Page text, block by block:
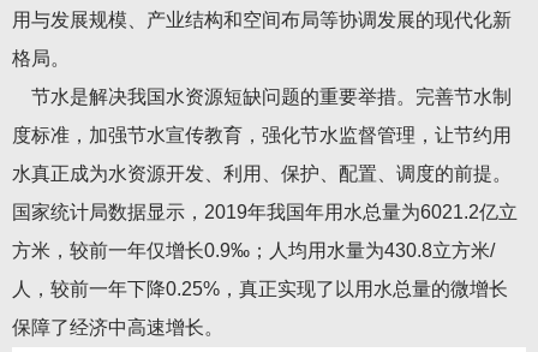
用与发展规模、产业结构和空间布局等协调发展的现代化新
格局。
节水是解决我国水资源短缺问题的重要举措。完善节水制
度标准，加强节水宣传教育，强化节水监督管理，让节约用
水真正成为水资源开发、利用、保护、配置、调度的前提。
国家统计局数据显示，2019年我国年用水总量为6021.2亿立
方米，较前一年仅增长0.9‰；人均用水量为430.8立方米/
人，较前一年下降0.25%，真正实现了以用水总量的微增长
保障了经济中高速增长。